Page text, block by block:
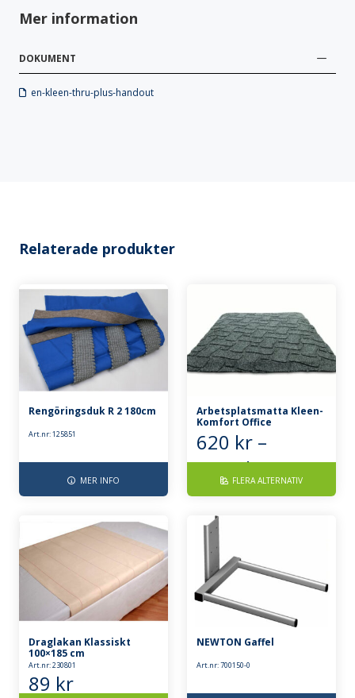
Mer information
DOKUMENT
en-kleen-thru-plus-handout
Relaterade produkter
Rengöringsduk R 2 180cm
Art.nr: 125851
MER INFO
Arbetsplatsmatta Kleen-
Komfort Office
620 kr –
3580kr
620 kr
FLERA ALTERNATIV
Draglakan Klassiskt
100×185 cm
Art.nr: 230801
89 kr
NEWTON Gaffel
Art.nr: 700150-0